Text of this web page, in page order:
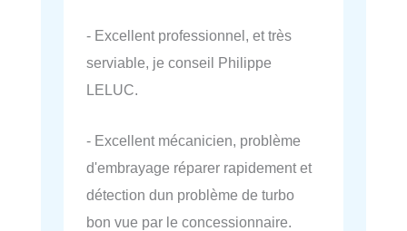
- Excellent professionnel, et très
serviable, je conseil Philippe
LELUC.
- Excellent mécanicien, problème
d'embrayage réparer rapidement et
détection dun problème de turbo
bon vue par le concessionnaire.